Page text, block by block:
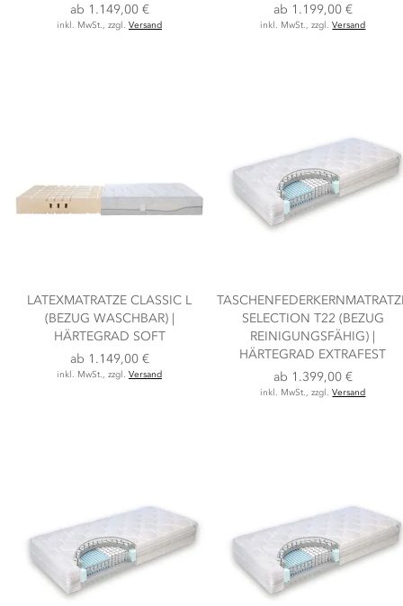
ab 1.149,00 €
inkl. MwSt., zzgl. Versand
ab 1.199,00 €
inkl. MwSt., zzgl.Versand
LATEXMATRATZE CLASSIC L
(BEZUG WASCHBAR) |
HÄRTEGRAD SOFT
ab 1.149,00 €
inkl. MwSt., zzgl. Versand
SELECTION T22 (BEZUG
REINIGUNGSFÄHIG) |
HÄRTEGRAD EXTRAFEST
ab 1.399,00 €
inkl. MwSt., zzgl.Versand